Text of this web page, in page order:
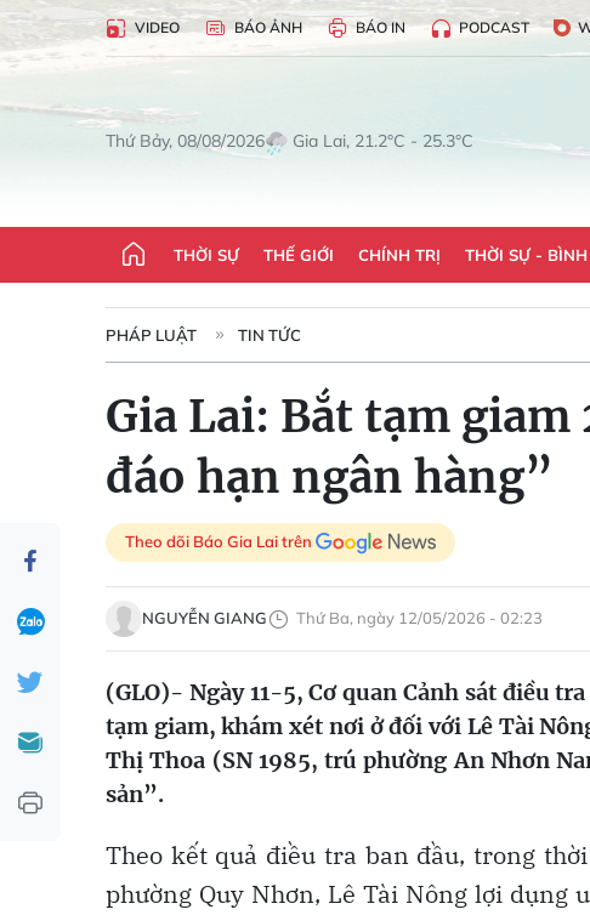
VIDEO BÁO ẢNH BÁO IN PODCAST
Thứ Bảy, 08/08/2026 Gia Lai, 21.2°C - 25.3°C
THỜI SỰ THẾ GIỚI CHÍNH TRỊ THỜI SỰ -
PHÁP LUẬT TIN TỨC
Gia Lai: Bắt tạm
đáo hạn ngân hàng”
Theo dõi Báo Gia Lai trên
NGUYỄN GIANG Thứ Ba, ngày 12/05/2026 - 02:23
(GLO)- Ngày 11-5, Cơ quan Cảnh sát điều
tạm giam, khám xét nơi ở đối với Lê Tài
Thị Thoa (SN 1985, trú phường An Nhơn
sản”.
Theo kết quả điều tra ban đầu, trong
phường Quy Nhơn, Lê Tài Nông lợi